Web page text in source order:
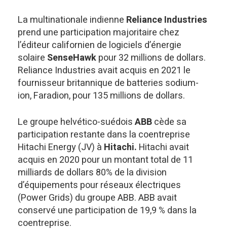
La multinationale indienne Reliance Industries
prend une participation majoritaire chez
l’éditeur californien de logiciels d’énergie
solaire SenseHawkpour 32 millions de dollars.
Reliance Industries avait acquis en 2021 le
fournisseur britannique de batteries sodium-
ion, Faradion, pour 135 millions de dollars.
Le groupe helvético-suédoisABBcède sa
participation restante dans la coentreprise
Hitachi Energy (JV) à Hitachi. Hitachi avait
acquis en 2020 pour un montant total de 11
milliards de dollars 80% de la division
d’équipements pour réseaux électriques
(Power Grids) du groupe ABB. ABB avait
conservé une participation de 19,9 % dans la
coentreprise.